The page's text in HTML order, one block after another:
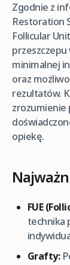
Zgodnie z
Restoration
Follicular
przeszczepu
minimalnej
oraz
rezultatów.
zrozumienie
opiekę.
FUE
technika
Grafty: